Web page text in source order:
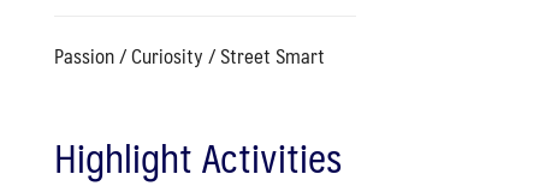
Passion / Curiosity / Street Smart
Highlight Activities